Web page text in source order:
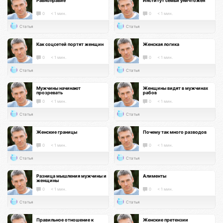
0 < 1 мин.
Статья
0 < 1 мин.
Статья
Как соцсетей портят женщин
0 < 1 мин.
Статья
Женская логика
0 < 1 мин.
Статья
Мужчины начинают
прозревать
0 < 1 мин.
Статья
Женщины видят в мужчинах
рабов
0 < 1 мин.
Статья
Женские границы
0 < 1 мин.
Статья
Почему так много разводов
0 < 1 мин.
Статья
Разница мышления мужчины и
женщины
0 < 1 мин.
Статья
Алименты
0 < 1 мин.
Статья
Правильное отношение к
Женские претензии